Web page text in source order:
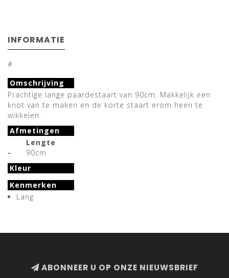
INFORMATIE
#
Omschrijving
Prachtige lange paardestaart van 90cm. Makkelijk een
knot van te maken en de korte staart erom heen te
wikkelen.
Afmetingen
Lengte
-
90cm
Kleur
Kenmerken
Lang
ABONNEER U OP ONZE NIEUWSBRIEF